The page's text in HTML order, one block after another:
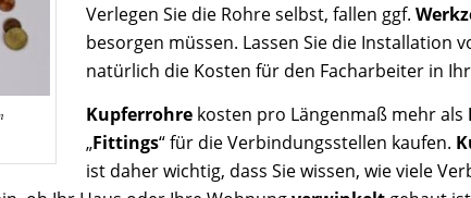
Verlegen Sie die Rohre selbst, fallen ggf.
besorgen müssen. Lassen Sie die Installation
natürlich die Kosten für den Facharbeiter in
Kupferrohre kosten pro Längenmaß mehr als
„Fittings“ für die Verbindungsstellen kaufen.
ist daher wichtig, dass Sie wissen, wie viele